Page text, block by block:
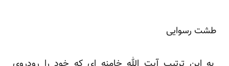
طشت رسوایی